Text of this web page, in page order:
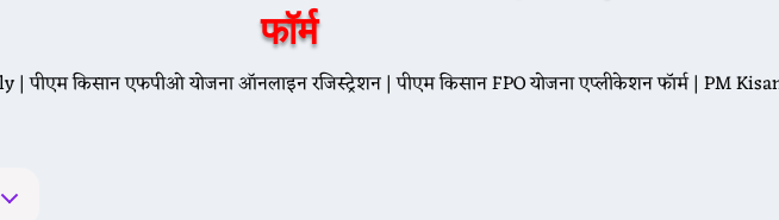
फॉर्म
| पीएम किसान एफपीओ योजना ऑनलाइन रजिस्ट्रेशन | पीएम किसान FPO योजना एप्लीकेशन फॉर्म | PM